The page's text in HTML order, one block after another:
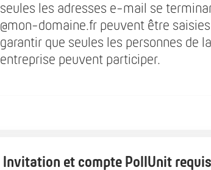
seules les adresses e-mail se
@mon-domaine.fr peuvent être
garantir que seules les personnes de
entreprise peuvent participer.
Invitation et compte PollUnit requis